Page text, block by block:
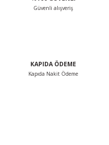
Güvenli alışveriş
KAPIDA ÖDEME
Kapıda Nakit Ödeme